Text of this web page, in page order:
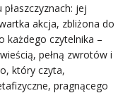
jej
akcja, zbliżona do
każdego czytelnika –
pełną zwrotów i
który czyta,
pragnącego